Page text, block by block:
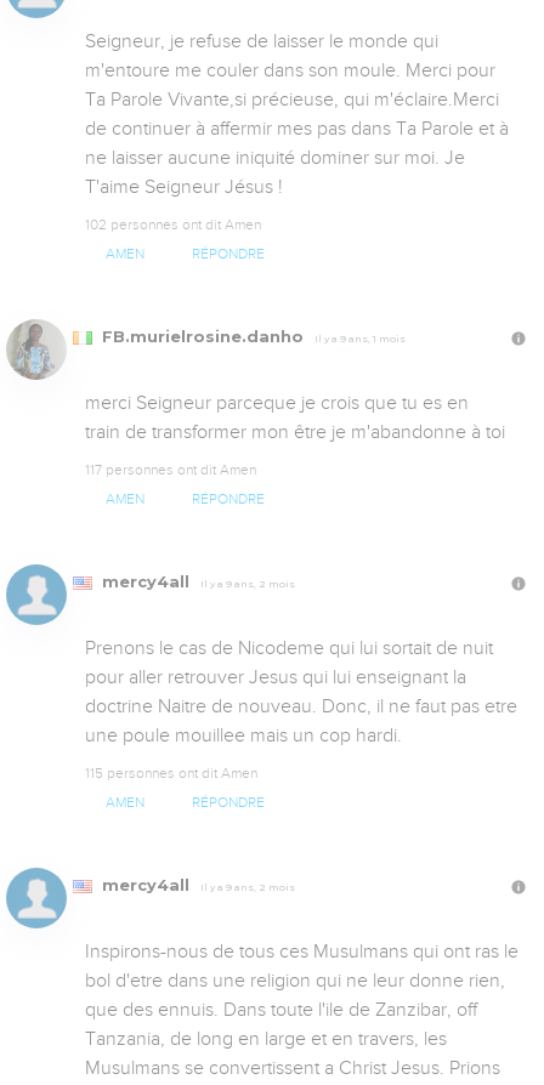
Seigneur, je refuse de laisser le monde qui
m'entoure me couler dans son moule. Merci pour
Ta Parole Vivante,si précieuse, qui m'éclaire.Merci
de continuer à affermir mes pas dans Ta Parole et à
ne laisser aucune iniquité dominer sur moi. Je
T'aime Seigneur Jésus !
102 personnes ont dit Amen
AMEN RÉPONDRE
FB.murielrosine.danho Il y a 9 ans, 1 mois
merci Seigneur parceque je crois que tu es en
train de transformer mon être je m'abandonne à toi
117 personnes ont dit Amen
AMEN RÉPONDRE
mercy4all Il y a 9 ans, 2 mois
Prenons le cas de Nicodeme qui lui sortait de nuit
pour aller retrouver Jesus qui lui enseignant la
doctrine Naitre de nouveau. Donc, il ne faut pas etre
une poule mouillee mais un cop hardi.
115 personnes ont dit Amen
AMEN RÉPONDRE
mercy4all Il y a 9 ans, 2 mois
Inspirons-nous de tous ces Musulmans qui ont ras le
bol d'etre dans une religion qui ne leur donne rien,
que des ennuis. Dans toute l'ile de Zanzibar, off
Tanzania, de long en large et en travers, les
Musulmans se convertissent a Christ Jesus. Prions